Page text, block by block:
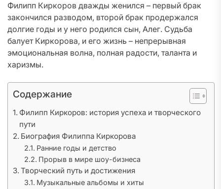
Филипп Киркоров дважды женился – первый брак
закончился разводом, второй брак продержался
долгие годы и у него родился сын, Алег. Судьба
балует Киркорова, и его жизнь – непрерывная
эмоциональная волна, полная радости, таланта и
харизмы.
Содержание
Филипп Киркоров: история успеха и творческого
пути
Биография Филиппа Киркорова
Ранние годы и детство
Прорыв в мире шоу-бизнеса
Творческий путь и достижения
Музыкальные альбомы и хиты